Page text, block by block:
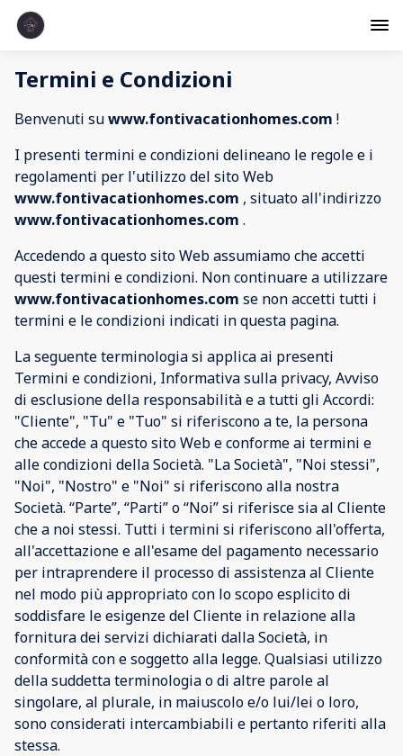
Termini e Condizioni
Benvenuti suwww.fontivacationhomes.com !
I presenti termini e condizioni delineano le regole e i
regolamenti per l'utilizzo del sito Web
www.fontivacationhomes.com , situato all'indirizzo
www.fontivacationhomes.com .
Accedendo a questo sito Web assumiamo che accetti
questi termini e condizioni. Non continuare a utilizzare
www.fontivacationhomes.com se non accetti tutti i
termini e le condizioni indicati in questa pagina.
La seguente terminologia si applica ai presenti
Termini e condizioni, Informativa sulla privacy, Avviso
di esclusione della responsabilità e a tutti gli Accordi:
"Cliente", "Tu" e "Tuo" si riferiscono a te, la persona
che accede a questo sito Web e conforme ai termini e
alle condizioni della Società. "La Società", "Noi stessi",
"Noi", "Nostro" e "Noi" si riferiscono alla nostra
Società. “Parte”, “Parti” o “Noi” si riferisce sia al Cliente
che a noi stessi. Tutti i termini si riferiscono all'offerta,
all'accettazione e all'esame del pagamento necessario
per intraprendere il processo di assistenza al Cliente
nel modo più appropriato con lo scopo esplicito di
soddisfare le esigenze del Cliente in relazione alla
fornitura dei servizi dichiarati dalla Società, in
conformità con e soggetto alla legge. Qualsiasi utilizzo
della suddetta terminologia o di altre parole al
singolare, al plurale, in maiuscolo e/o lui/lei o loro,
sono considerati intercambiabili e pertanto riferiti alla
stessa.